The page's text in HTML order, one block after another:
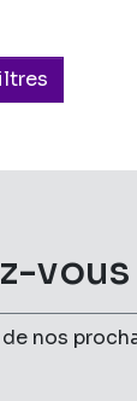
nos